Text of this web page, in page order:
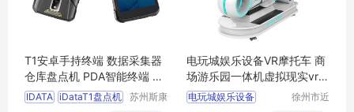
T1安卓手持终端 数据采集器
仓库盘点机 PDA智能终端 门
店拣货配货
IDATA iDataT1盘点机
苏州斯康
电玩城娱乐设备VR摩托车 商
场游乐园一体机虚拟现实vr游
戏机
电玩城娱乐设备
徐州市近